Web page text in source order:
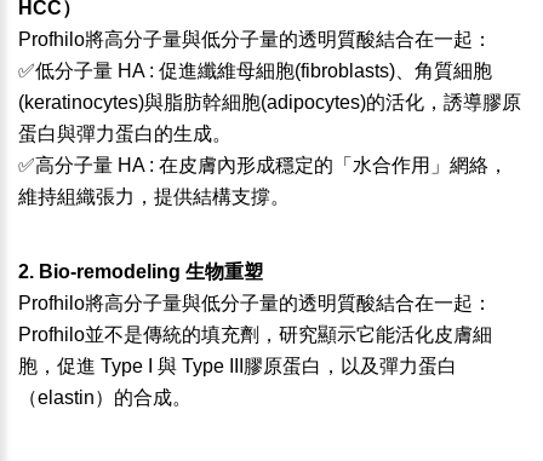
HCC）
Profhilo將高分子量與低分子量的透明質酸結合在一起：
✅低分子量 HA : 促進纖維母細胞(fibroblasts)、角質細胞
(keratinocytes)與脂肪幹細胞(adipocytes)的活化，誘導膠原
蛋白與彈力蛋白的生成。
✅高分子量 HA : 在皮膚內形成穩定的「水合作用」網絡，
維持組織張力，提供結構支撐。
2. Bio-remodeling 生物重塑
Profhilo將高分子量與低分子量的透明質酸結合在一起：
Profhilo並不是傳統的填充劑，研究顯示它能活化皮膚細
胞，促進 Type I 與 Type III膠原蛋白，以及彈力蛋白
（elastin）的合成。